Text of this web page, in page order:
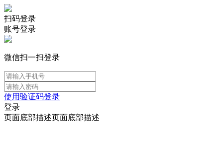
扫码登录
账号登录
微信扫一扫登录
使用验证码登录
登录
页面底部描述页面底部描述